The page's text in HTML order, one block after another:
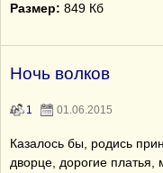
Размер: 849 Кб
Ночь волков
1 01.06.2015
Казалось бы, родись
дворце, дорогие